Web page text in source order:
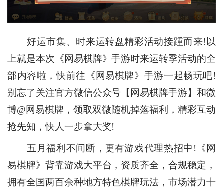
好运市集、时来运转盘精彩活动接踵而来!以
上就是本次《网易棋牌》手游时来运转季活动的全
部内容啦，快前往《网易棋牌》手游一起畅玩吧!
别忘了关注官方微信公众号【网易棋牌手游】和微
博@网易棋牌，领取双微随机掉落福利，精彩互动
抢先知，快人一步拿大奖!
五月福利不间断，更有游戏代理热招中!《网
易棋牌》背靠游戏大平台，资质齐全，合规稳定，
拥有全国两百余种地方特色棋牌玩法，市场潜力十